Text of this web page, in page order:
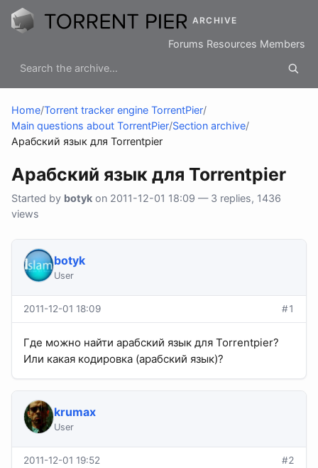
ARCHIVE
Forums Resources Members
Home/Torrent tracker engine TorrentPier/
Main questions about TorrentPier/Section archive/
Арабский язык для Torrentpier
Арабский язык для Torrentpier
Started by botyk on 2011-12-01 18:09 — 3 replies, 1436
views
botyk
User
2011-12-01 18:09 #1
Где можно найти арабский язык для Torrentpier?
Или какая кодировка (арабский язык)?
krumax
User
2011-12-01 19:52 #2